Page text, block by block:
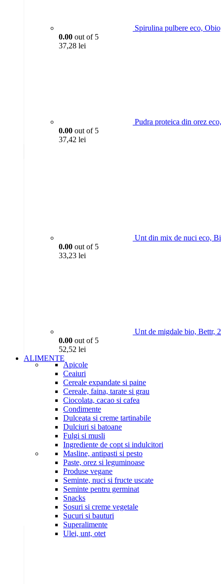
Spirulina pulbere eco,
0.00 out of 5
37,28 lei
Pudra proteica din orez
0.00 out of 5
37,42 lei
Unt din mix de nuci eco,
0.00 out of 5
33,23 lei
Unt de migdale bio, Bettr,
0.00 out of 5
52,52 lei
ALIMENTE
Apicole
Ceaiuri
Cereale expandate si paine
Cereale, faina, tarate si grau
Ciocolata, cacao si cafea
Condimente
Dulceata si creme tartinabile
Dulciuri si batoane
Fulgi si musli
Ingrediente de copt si indulcitori
Masline, antipasti si pesto
Paste, orez si leguminoase
Produse vegane
Seminte, nuci si fructe uscate
Seminte pentru germinat
Snacks
Sosuri si creme vegetale
Sucuri si bauturi
Superalimente
Ulei, unt, otet